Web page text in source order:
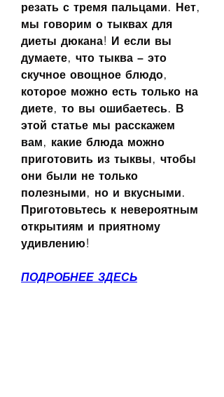
резать с тремя пальцами. Нет,
мы говорим о тыквах для
диеты дюкана! И если вы
думаете, что тыква – это
скучное овощное блюдо,
которое можно есть только на
диете, то вы ошибаетесь. В
этой статье мы расскажем
вам, какие блюда можно
приготовить из тыквы, чтобы
они были не только
полезными, но и вкусными.
Приготовьтесь к невероятным
открытиям и приятному
удивлению!
ПОДРОБНЕЕ ЗДЕСЬ